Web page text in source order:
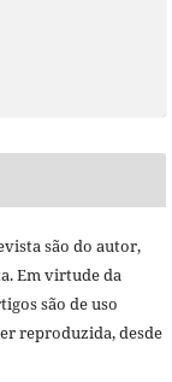
são do autor,
Em virtude da
são de uso
reproduzida, desde